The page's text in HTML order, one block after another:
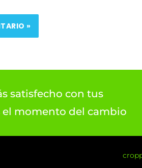
satisfecho con tus
el momento del cambio